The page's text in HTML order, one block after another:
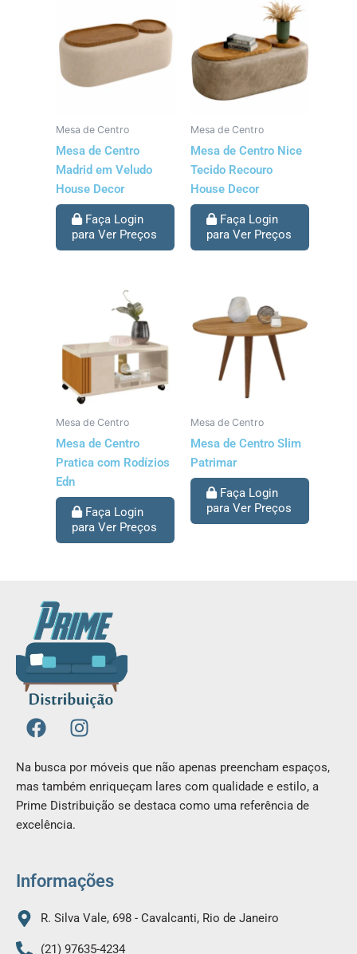
Mesa de Centro
Mesa de Centro
Madrid em Veludo
House Decor
Faça Login
para Ver Preços
Mesa de Centro
Mesa de Centro Nice
Tecido Recouro
House Decor
Faça Login
para Ver Preços
Mesa de Centro
Mesa de Centro
Pratica com Rodízios
Edn
Faça Login
para Ver Preços
Mesa de Centro
Mesa de Centro Slim
Patrimar
Faça Login
para Ver Preços
F
a
c
e
b
o
o
I
n
t
a
g
m
Na busca por móveis que não apenas preencham espaços,
mas também enriqueçam lares com qualidade e estilo, a
Prime Distribuição se destaca como uma referência de
excelência.
Informações
R. Silva Vale, 698 - Cavalcanti, Rio de Janeiro
(21) 97635-4234